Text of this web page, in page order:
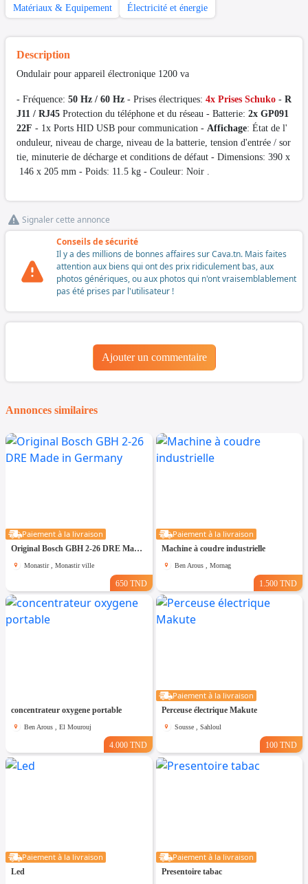
Matériaux & Equipement Électricité et énergie
Description
Ondulair pour appareil électronique 1200 va
- Fréquence: 50 Hz / 60 Hz - Prises électriques: 4x Prises Schuko - R
J11 / RJ45 Protection du téléphone et du réseau - Batterie: 2x GP091
22F - 1x Ports HID USB pour communication - Affichage: État de l'
onduleur, niveau de charge, niveau de la batterie, tension d'entrée / sor
tie, minuterie de décharge et conditions de défaut - Dimensions: 390 x
146 x 205 mm - Poids: 11.5 kg - Couleur: Noir .
Signaler cette annonce
Conseils de sécurité
Il y a des millions de bonnes affaires sur Cava.tn. Mais faites
attention aux biens qui ont des prix ridiculement bas, aux
photos génériques, ou aux photos qui n'ont vraisemblablement
pas été prises par l'utilisateur !
Ajouter un commentaire
Annonces similaires
Paiement à la livraison
Original Bosch GBH 2-26 DRE Made in Germany
Monastir , Monastir ville
650 TND
Paiement à la livraison
Machine à coudre industrielle
Ben Arous , Mornag
1.500 TND
concentrateur oxygene portable
Ben Arous , El Mourouj
4.000 TND
Paiement à la livraison
Perceuse électrique Makute
Sousse , Sahloul
100 TND
Paiement à la livraison
Led
Paiement à la livraison
Presentoire tabac